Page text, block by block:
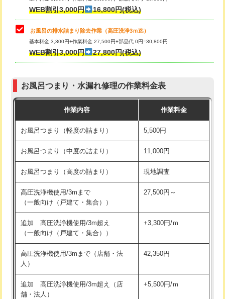
小便器トイレ脱着
その他部品の脱着 8,800円～
交換・取付（タンク）
交換・取付（普通便座） 11,000円+材料費
交換・取付（温水洗浄便座） 16,500円+材料費
交換・取付(単水栓（壁付・デッキ
式）)
13,200円+材料費
交換・取付(混合水栓（壁付・デッキ
式・ワンホール）)
16,500円+材料費
交換・取付(排水栓・排水トラップ
（P/S/ポップアップ））
22,000円+材料費
交換・取付（その他部品） 11,000円+材料費
持込商品取付（単水栓） 13,200円
持込商品取付（混合水栓）
持込商品取付（浄水器・分岐水栓） 16,500円
WEB割引3,000円 16,800円(税込)
お風呂の排水詰まり除去作業（高圧洗浄3ｍ迄）
基本料金 3,300円+作業料金 27,500円+部品代 0円=30,800円
WEB割引3,000円 27,800円(税込)
お風呂つまり・水漏れ修理の作業料金表
作業内容 作業料金
お風呂つまり（軽度の詰まり） 5,500円
お風呂つまり（中度の詰まり） 11,000円
お風呂つまり（高度の詰まり） 現地調査
高圧洗浄機使用/3mまで
（一般向け（戸建て・集合））
27,500円～
追加 高圧洗浄機使用/3m超え
（一般向け（戸建て・集合））
+3,300円/ｍ
高圧洗浄機使用/3mまで（店舗・法
人）
42,350円
追加 高圧洗浄機使用/3m超え（店
舗・法人）
+5,500円/ｍ